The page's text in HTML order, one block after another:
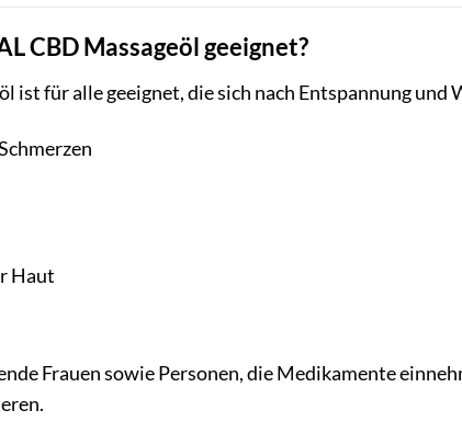
CBD Massageöl geeignet?
ist für alle geeignet, die sich nach Entspannung
Haut
Frauen sowie Personen, die Medikamente